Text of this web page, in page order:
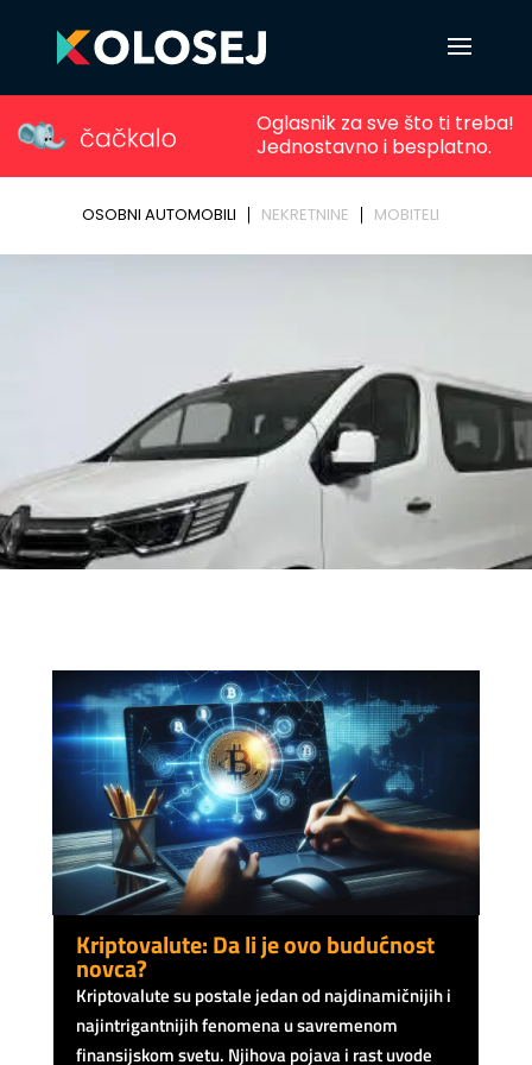
Kriptovalute: Da li je ovo budućnost
novca?
Kriptovalute su postale jedan od najdinamičnijih i
najintrigantnijih fenomena u savremenom
finansijskom svetu. Njihova pojava i rast uvode